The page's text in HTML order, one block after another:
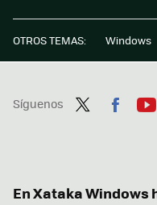
OTROS TEMAS: Windows
Síguenos
En Xataka Windows